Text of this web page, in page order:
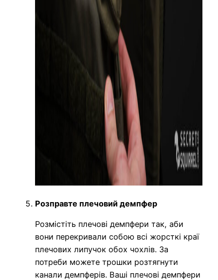
Розправте плечовий демпфер
Розмістіть плечові демпфери так, аби
вони перекривали собою всі жорсткі краї
плечових липучок обох чохлів. За
потреби можете трошки розтягнути
канали демпферів. Ваші плечові демпфери